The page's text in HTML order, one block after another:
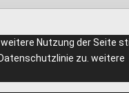
weitere Nutzung der Seite
zu. weitere